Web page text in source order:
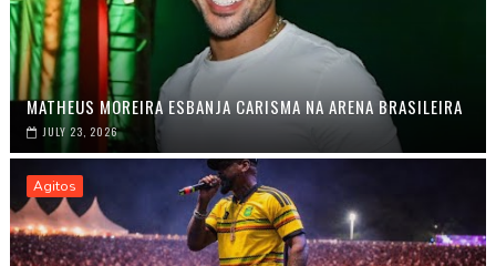
MATHEUS MOREIRA ESBANJA CARISMA NA ARENA BRASILEIRA
JULY 23, 2026
Agitos